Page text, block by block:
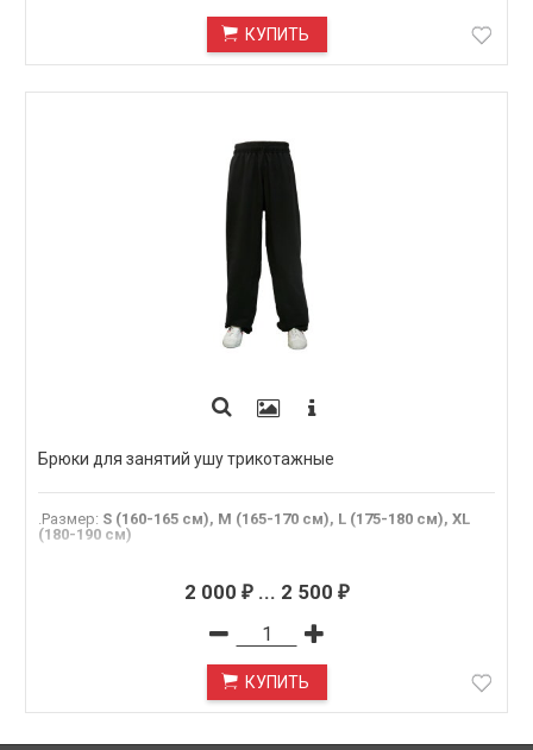
КУПИТЬ
Брюки для занятий ушу трикотажные
.Размер: S (160-165 см), M (165-170 см), L (175-180 см), XL
(180-190 см)
2 000 ₽... 2 500 ₽
КУПИТЬ